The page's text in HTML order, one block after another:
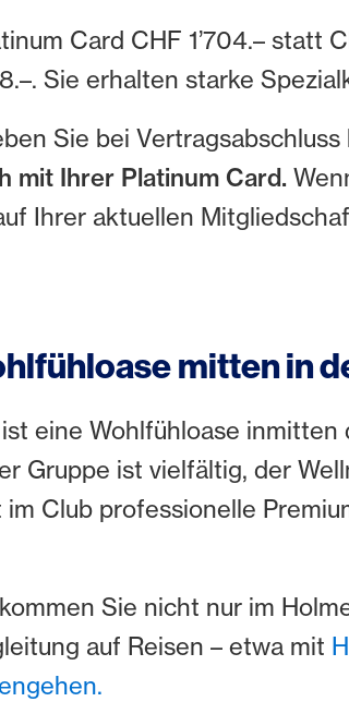
Card CHF 1’704.– statt
Sie erhalten starke
Sie bei
mit Ihrer Platinum Card.
Ihrer aktuellen
mitten in
eine Wohlfühloase
Gruppe ist vielfältig, der
Club professionelle
Sie nicht nur im
auf Reisen – etwa mit